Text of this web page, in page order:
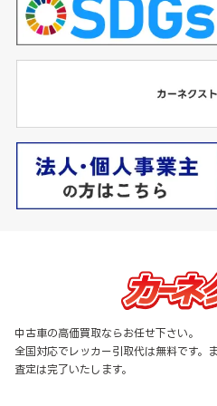
中古車の高価買取ならお任せ下さい。
全国対応でレッカー引取代は無料です。
査定は完了いたします。